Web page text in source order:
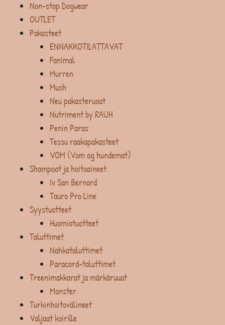
Non-stop Dogwear
OUTLET
Pakasteet
ENNAKKOTILATTAVAT
Fanimal
Murren
Mush
Neu pakasteruoat
Nutriment by RAUH
Penin Paras
Tessu raakapakasteet
VOM (Vom og hundemat)
Shampoot ja hoitoaineet
Iv San Bernard
Tauro Pro Line
Syystuotteet
Huomiotuotteet
Taluttimet
Nahkataluttimet
Paracord-taluttimet
Treenimakkarat ja märkäruuat
Monster
Turkinhoitovälineet
Valjaat koirille